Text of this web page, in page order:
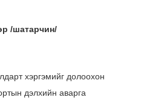
/шатарчин/
хэргэмийг долоохон
дэлхийн аварга